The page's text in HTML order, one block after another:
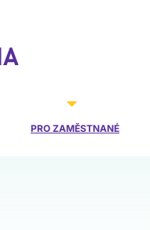
PRO ZAMĚSTNANÉ